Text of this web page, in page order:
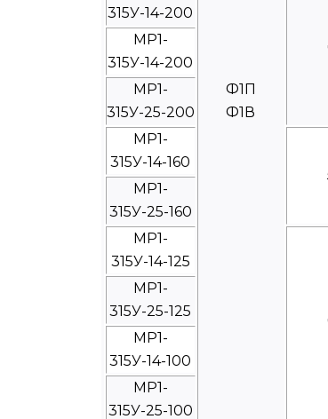
Ф1П
Ф1В
315У-14-200
МР1-
315У-14-200
МР1-
315У-25-200
МР1-
315У-14-160
МР1-
315У-25-160
МР1-
315У-14-125
МР1-
315У-25-125
МР1-
315У-14-100
МР1-
315У-25-100